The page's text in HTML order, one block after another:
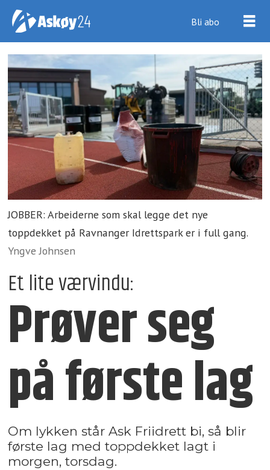
Bli abo
JOBBER: Arbeiderne som skal legge det nye
toppdekket på Ravnanger Idrettspark er i full gang.
Yngve Johnsen
Et lite værvindu:
Prøver seg
på første lag
Om lykken står Ask Friidrett bi, så blir
første lag med toppdekket lagt i
morgen, torsdag.